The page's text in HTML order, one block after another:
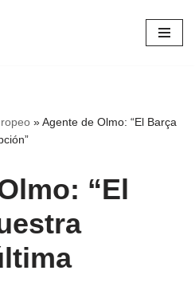
»Agente de Olmo: “El Barça
“El